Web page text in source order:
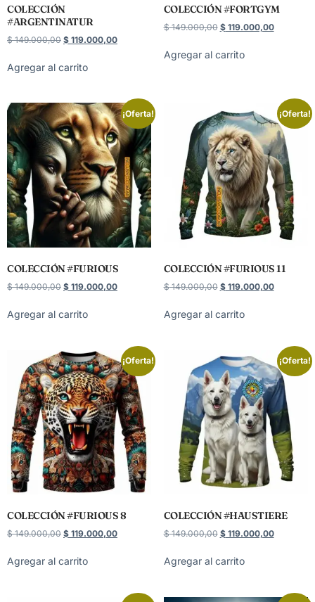
COLECCIÓN
#ARGENTINATUR
$149.000,00 $ 119.000,00
Agregar al carrito
COLECCIÓN #FORTGYM
$149.000,00 $119.000,00
Agregar al carrito
¡Oferta!
COLECCIÓN #FURIOUS
$149.000,00 $ 119.000,00
Agregar al carrito
¡Oferta!
COLECCIÓN #FURIOUS 11
$149.000,00 $119.000,00
Agregar al carrito
¡Oferta!
COLECCIÓN #FURIOUS 8
$149.000,00 $ 119.000,00
Agregar al carrito
¡Oferta!
COLECCIÓN #HAUSTIERE
$149.000,00 $119.000,00
Agregar al carrito